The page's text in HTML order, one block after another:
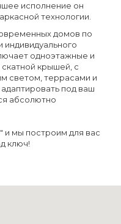
исполнение он
технологии.
домов по
индивидуального
одноэтажные и
крышей, с
светом, террасами и
под ваш
абсолютно
мы построим для вас
ключ!